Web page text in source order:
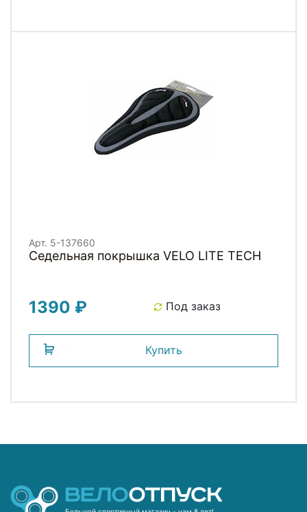
Арт. 5-137660
Седельная покрышка VELO LITE TECH
1390 ₽ Под заказ
Купить